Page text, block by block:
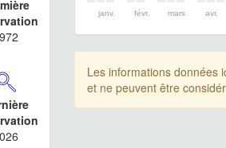
janv. févr. mars avr.
Les informations données
et ne peuvent être